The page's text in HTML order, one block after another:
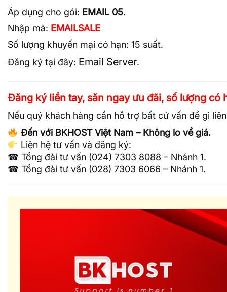
Áp dụng cho gói: EMAIL 05.
Nhập mã: EMAILSALE
Số lượng khuyến mại có hạn: 15 suất.
Đăng ký tại đây: Email Server.
Đăng ký liền tay, săn ngay ưu đãi, số lượng có
Nếu quý khách hàng cần hỗ trợ bất cứ vấn đề gì
Đến với BKHOST Việt Nam – Không lo về giá.
Liên hệ tư vấn và đăng ký:
☎ Tổng đài tư vấn (024) 7303 8088 – Nhánh 1.
☎ Tổng đài tư vấn (028) 7303 6066 – Nhánh 1.